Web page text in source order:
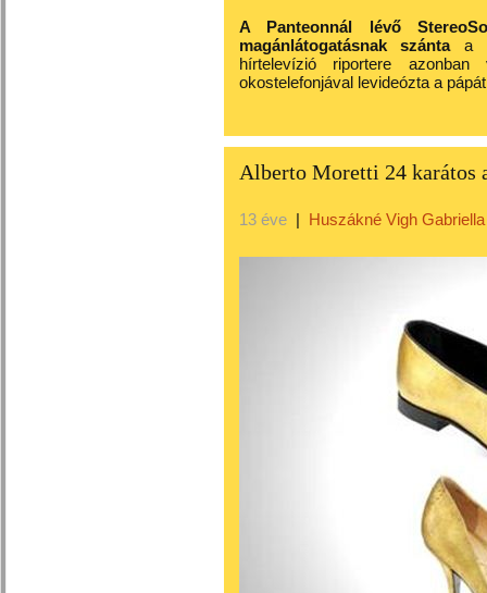
A Panteonnál lévő
magánlátogatásnak szántaa
hírtelevízió riportere
okostelefonjával levideózta a
Alberto Moretti 24 karátos
13 éve | Huszákné Vigh Gabriella